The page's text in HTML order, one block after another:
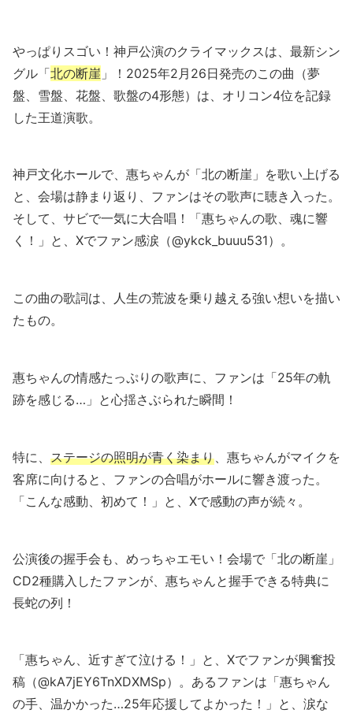
やっぱりスゴい！神戸公演のクライマックスは、最新シン
グル「北の断崖 」！2025年2月26日発売のこの曲（夢
盤、雪盤、花盤、歌盤の4形態）は、オリコン4位を記録
した王道演歌。
神戸文化ホールで、惠ちゃんが「北の断崖」を歌い上げる
と、会場は静まり返り、ファンはその歌声に聴き入った。
そして、サビで一気に大合唱！「惠ちゃんの歌、魂に響
く！」と、Xでファン感涙（@ykck_buuu531）。
この曲の歌詞は、人生の荒波を乗り越える強い想いを描い
たもの。
惠ちゃんの情感たっぷりの歌声に、ファンは「25年の軌
跡を感じる…」と心揺さぶられた瞬間！
特に、 ステージの照明が青く染まり 、惠ちゃんがマイクを
客席に向けると、ファンの合唱がホールに響き渡った。
「こんな感動、初めて！」と、Xで感動の声が続々。
公演後の握手会も、めっちゃエモい！会場で「北の断崖」
CD2種購入したファンが、惠ちゃんと握手できる特典に
長蛇の列！
「惠ちゃん、近すぎて泣ける！」と、Xでファンが興奮投
稿（@kA7jEY6TnXDXMSp）。あるファンは「惠ちゃん
の手、温かかった…25年応援してよかった！」と、涙な